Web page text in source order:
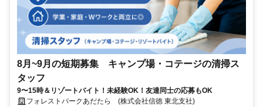
8月~9月の短期募集 キャンプ場・コテージの清掃ス
タッフ
9〜15時＆リゾートバイト！未経験OK！友達同士の応募もOK
フォレストパークあだたら (株式会社信徳 東北支社)